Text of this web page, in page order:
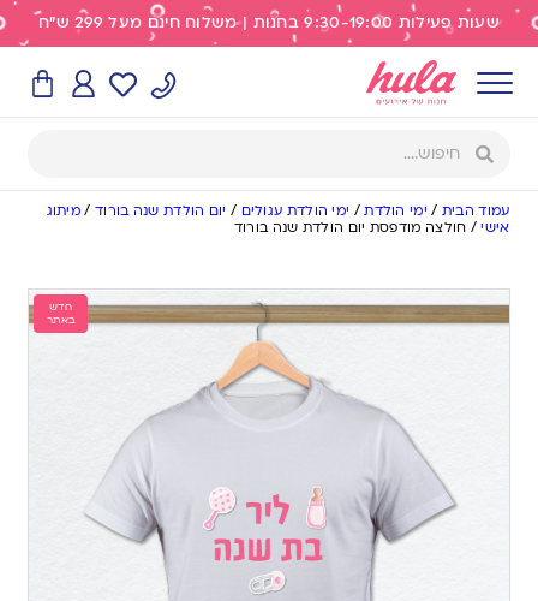
שעות פעילות 9:30-19:00 בחנות | משלוח חינם מעל 299 ש"ח
עמוד הבית / ימי הולדת/ ימי הולדת עגולים / יום הולדת שנה בורוד / מיתוג
אישי/ חולצה מודפסת יום הולדת שנה בורוד
חדש
באתר